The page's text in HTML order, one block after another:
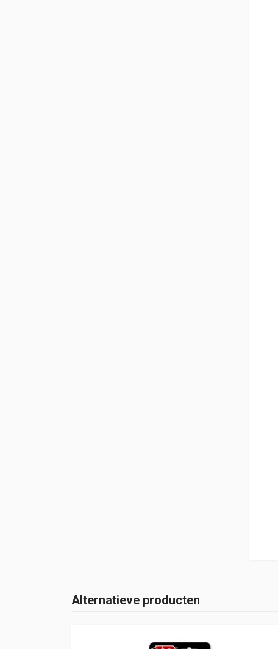
Alternatieve producten